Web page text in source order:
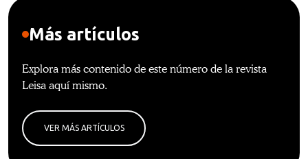
Más artículos
Explora más contenido de este número de la revista
Leisa aquí mismo.
VER MÁS ARTÍCULOS